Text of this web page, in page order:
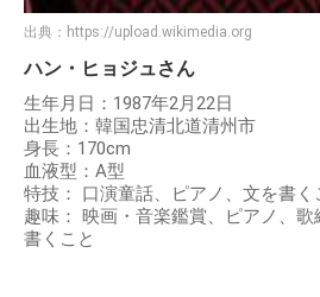
出典： https://upload.wikimedia.org
ハン・ヒョジュさん
生年月日：1987年2月22日
出生地：韓国忠清北道清州市
身長：170cm
血液型：A型
特技： 口演童話、ピアノ、文を書く
趣味： 映画・音楽鑑賞、ピアノ、
書くこと